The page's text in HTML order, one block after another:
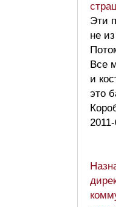
Эти
не
Все
и
это